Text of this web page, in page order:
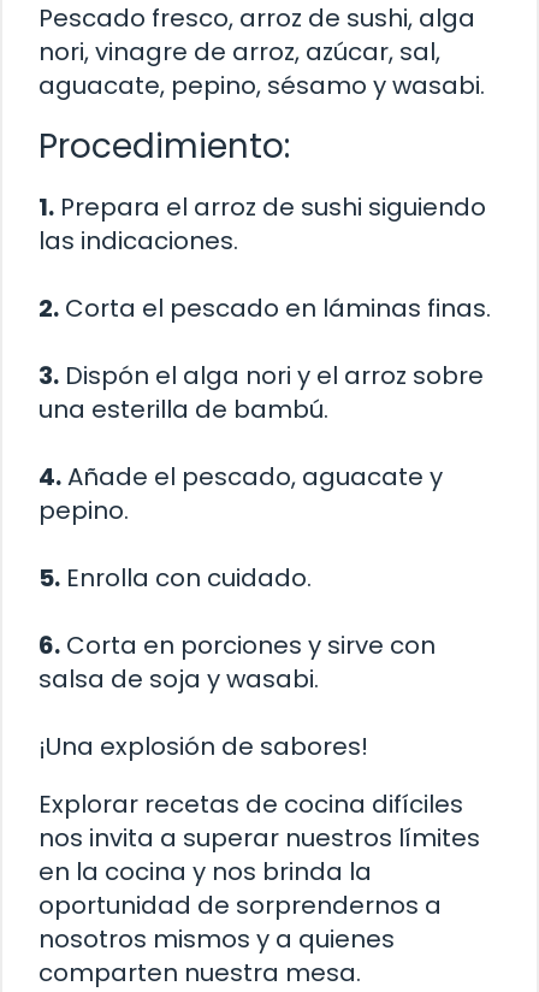
Pescado fresco, arroz de sushi, alga
nori, vinagre de arroz, azúcar, sal,
aguacate, pepino, sésamo y wasabi.
Procedimiento:
1. Prepara el arroz de sushi siguiendo
las indicaciones.
2. Corta el pescado en láminas finas.
3. Dispón el alga nori y el arroz sobre
una esterilla de bambú.
4.Añade el pescado, aguacate y
pepino.
5. Enrolla con cuidado.
6. Corta en porciones y sirve con
salsa de soja y wasabi.
¡Una explosión de sabores!
Explorar recetas de cocina difíciles
nos invita a superar nuestros límites
en la cocina y nos brinda la
oportunidad de sorprendernos a
nosotros mismos y a quienes
comparten nuestra mesa.